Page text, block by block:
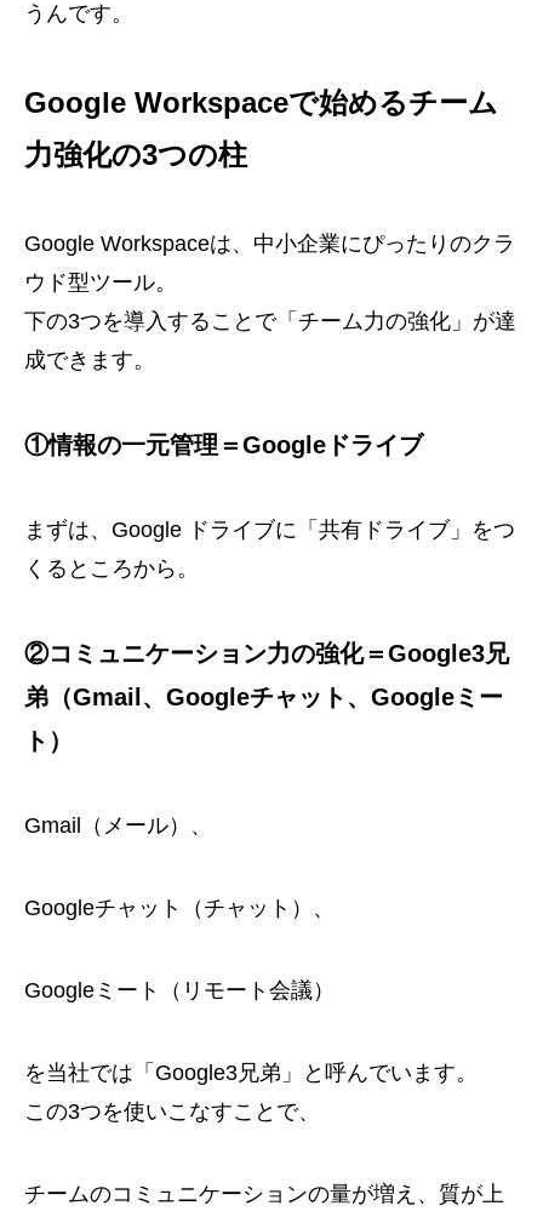
うんです。
Google Workspaceで始めるチーム
力強化の3つの柱
Google Workspaceは、中小企業にぴったりのクラ
ウド型ツール。
下の3つを導入することで「チーム力の強化」が達
成できます。
①情報の一元管理＝Googleドライブ
まずは、Google ドライブに「共有ドライブ」をつ
くるところから。
②コミュニケーション力の強化＝Google3兄
弟（Gmail、Googleチャット、Googleミー
ト）
Gmail（メール）、
Googleチャット（チャット）、
Googleミート（リモート会議）
を当社では「Google3兄弟」と呼んでいます。
この3つを使いこなすことで、
チームのコミュニケーションの量が増え、質が上